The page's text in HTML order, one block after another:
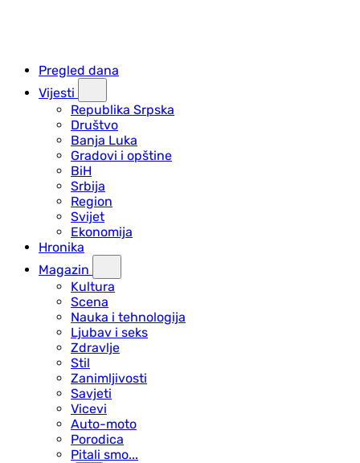
Pregled dana
Vijesti
Republika Srpska
Društvo
Banja Luka
Gradovi i opštine
BiH
Srbija
Region
Svijet
Ekonomija
Hronika
Magazin
Kultura
Scena
Nauka i tehnologija
Ljubav i seks
Zdravlje
Stil
Zanimljivosti
Savjeti
Vicevi
Auto-moto
Porodica
Pitali smo...